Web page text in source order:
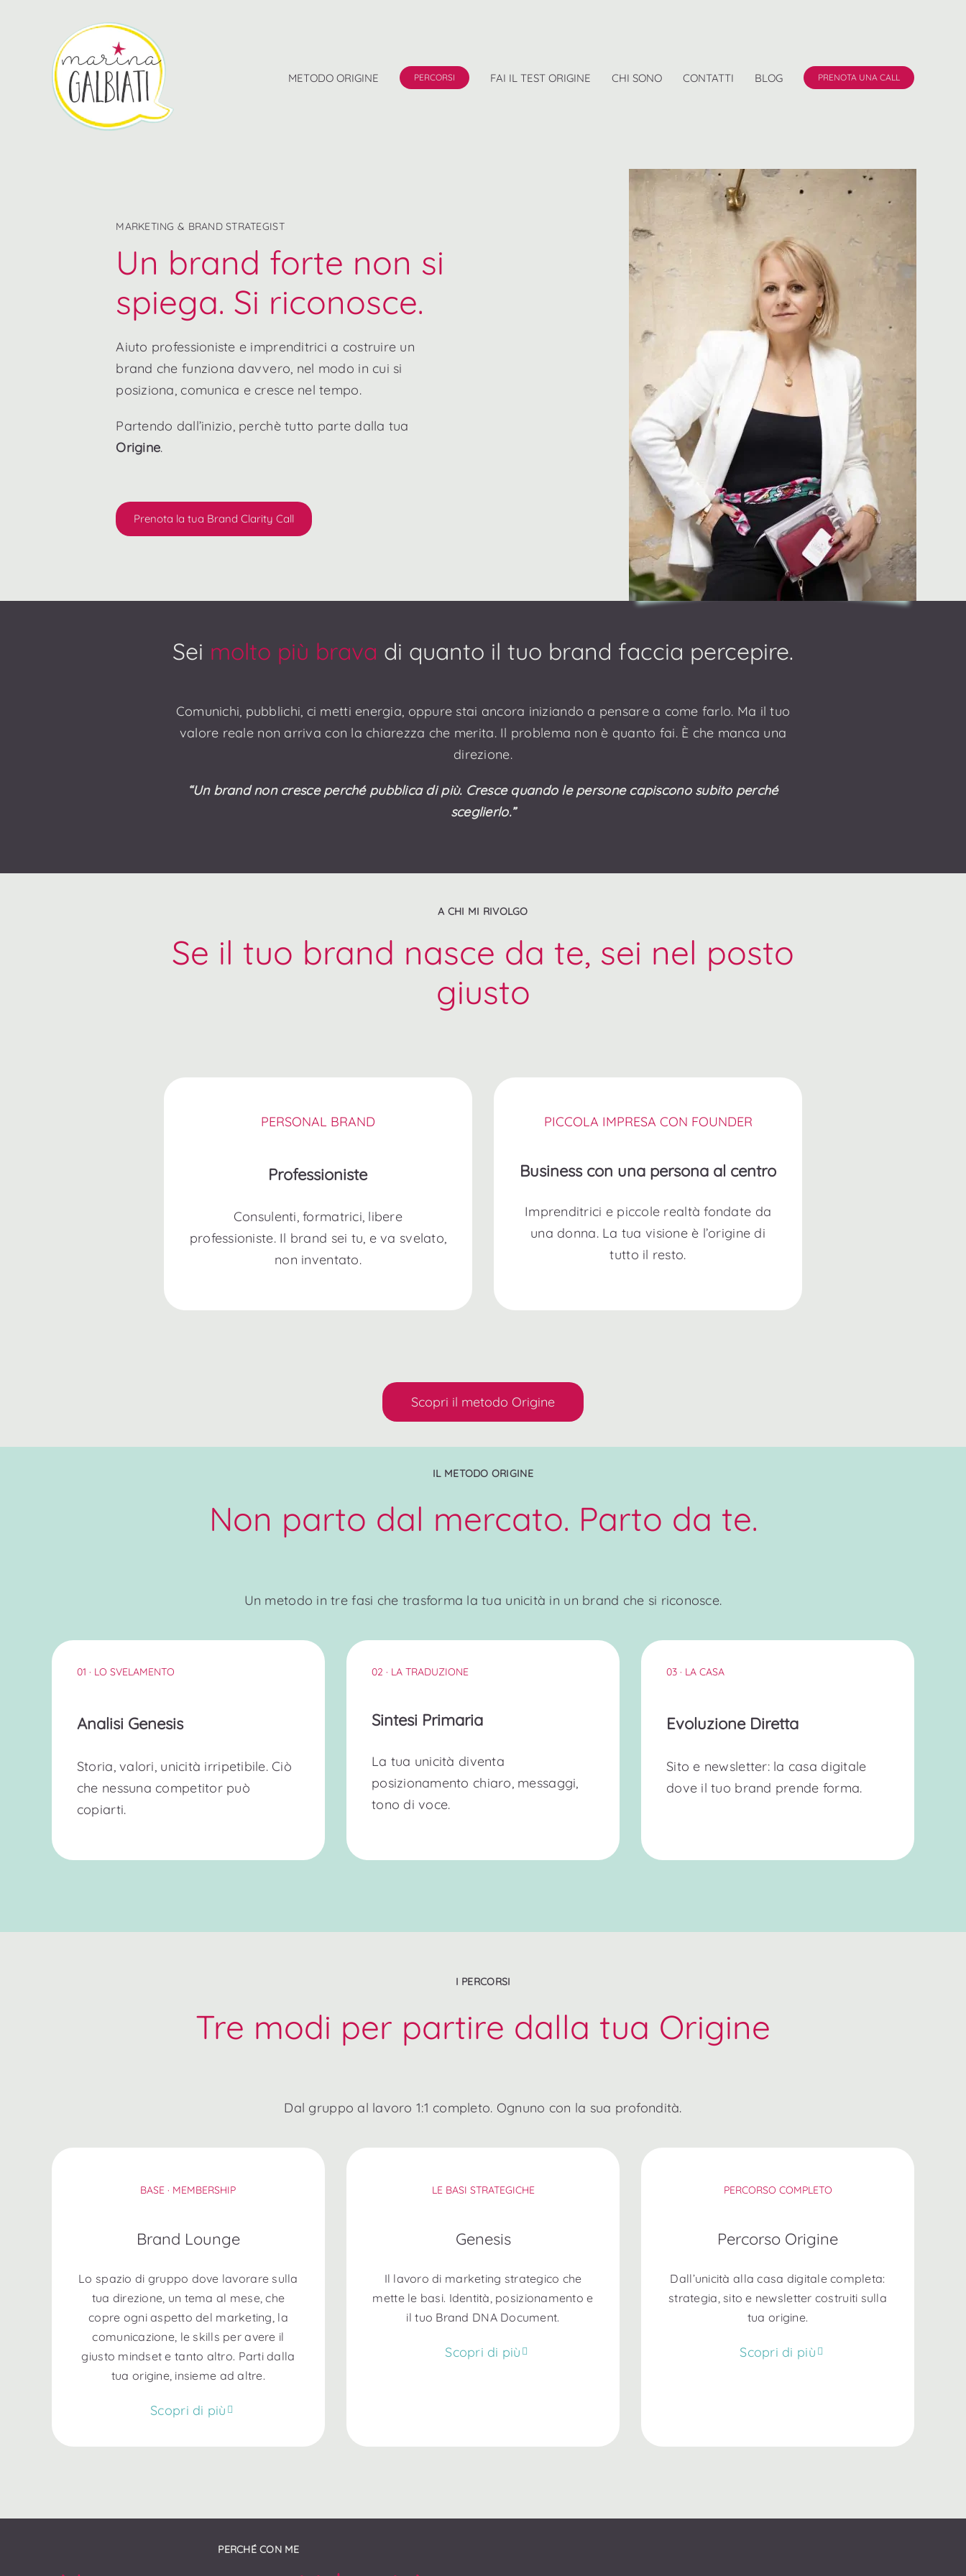
contenuto
METODO ORIGINE PERCORSI FAI IL TEST ORIGINE CHI SONO CONTATTI BLOG PRENOTA UNA CALL
MARKETING & BRAND STRATEGIST
Un brand forte non si
spiega. Si riconosce.
Aiuto professioniste e imprenditrici a costruire un
brand che funziona davvero, nel modo in cui si
posiziona, comunica e cresce nel tempo.
Partendo dall’inizio, perchè tutto parte dalla tua
Origine.
Prenota la tua Brand Clarity Call
Sei molto più brava di quanto il tuo brand faccia percepire.
Comunichi, pubblichi, ci metti energia, oppure stai ancora iniziando a pensare a come farlo. Ma il tuo
valore reale non arriva con la chiarezza che merita. Il problema non è quanto fai. È che manca una
direzione.
“Un brand non cresce perché pubblica di più. Cresce quando le persone capiscono subito perché
sceglierlo.”
A CHI MI RIVOLGO
Se il tuo brand nasce da te, sei nel posto
giusto
PERSONAL BRAND
Professioniste
Consulenti, formatrici, libere
professioniste. Il brand sei tu, e va svelato,
non inventato.
PICCOLA IMPRESA CON FOUNDER
Business con una persona al centro
Imprenditrici e piccole realtà fondate da
una donna. La tua visione è l’origine di
tutto il resto.
Scopri il metodo Origine
IL METODO ORIGINE
Non parto dal mercato. Parto da te.
Un metodo in tre fasi che trasforma la tua unicità in un brand che si riconosce.
01 · LO SVELAMENTO
Analisi Genesis
Storia, valori, unicità irripetibile. Ciò
che nessuna competitor può
copiarti.
02 · LA TRADUZIONE
Sintesi Primaria
La tua unicità diventa
posizionamento chiaro, messaggi,
tono di voce.
03 · LA CASA
Evoluzione Diretta
Sito e newsletter: la casa digitale
dove il tuo brand prende forma.
I PERCORSI
Tre modi per partire dalla tua Origine
Dal gruppo al lavoro 1:1 completo. Ognuno con la sua profondità.
BASE · MEMBERSHIP
Brand Lounge
Lo spazio di gruppo dove lavorare sulla
tua direzione, un tema al mese, che
copre ogni aspetto del marketing, la
comunicazione, le skills per avere il
giusto mindset e tanto altro. Parti dalla
tua origine, insieme ad altre.
Scopri di più
LE BASI STRATEGICHE
Genesis
Il lavoro di marketing strategico che
mette le basi. Identità, posizionamento e
il tuo Brand DNA Document.
Scopri di più
PERCORSO COMPLETO
Percorso Origine
Dall’unicità alla casa digitale completa:
strategia, sito e newsletter costruiti sulla
tua origine.
Scopri di più
PERCHÉ CON ME